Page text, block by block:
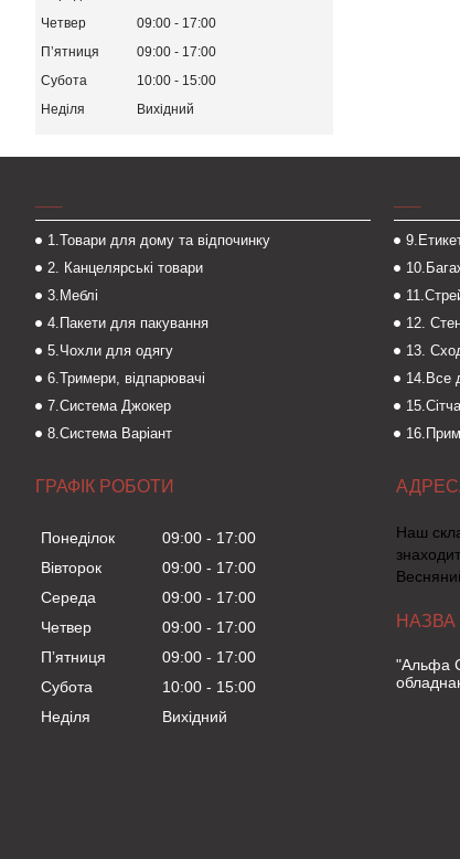
Четвер
09:00
17:00
Пʼятниця
09:00
17:00
Субота
10:00
15:00
Неділя
Вихідний
1.Товари для дому та відпочинку
2. Канцелярські товари
3.Меблі
4.Пакети для пакування
5.Чохли для одягу
6.Тримери, відпарювачі
7.Система Джокер
8.Система Варіант
12.
13.
14.Все
ГРАФІК РОБОТИ
Понеділок 09:00
17:00
Вівторок
09:00
17:00
Середа
09:00
17:00
Четвер
09:00
17:00
Пʼятниця
09:00
17:00
Субота
10:00
15:00
Неділя
Вихідний
Наш
"Альфа